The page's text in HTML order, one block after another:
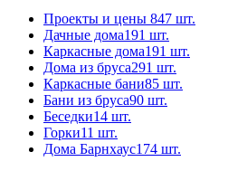
Проекты и цены 847 шт.
Дачные дома191 шт.
Каркасные дома191 шт.
Дома из бруса291 шт.
Каркасные бани85 шт.
Бани из бруса90 шт.
Беседки14 шт.
Горки11 шт.
Дома Барнхаус174 шт.